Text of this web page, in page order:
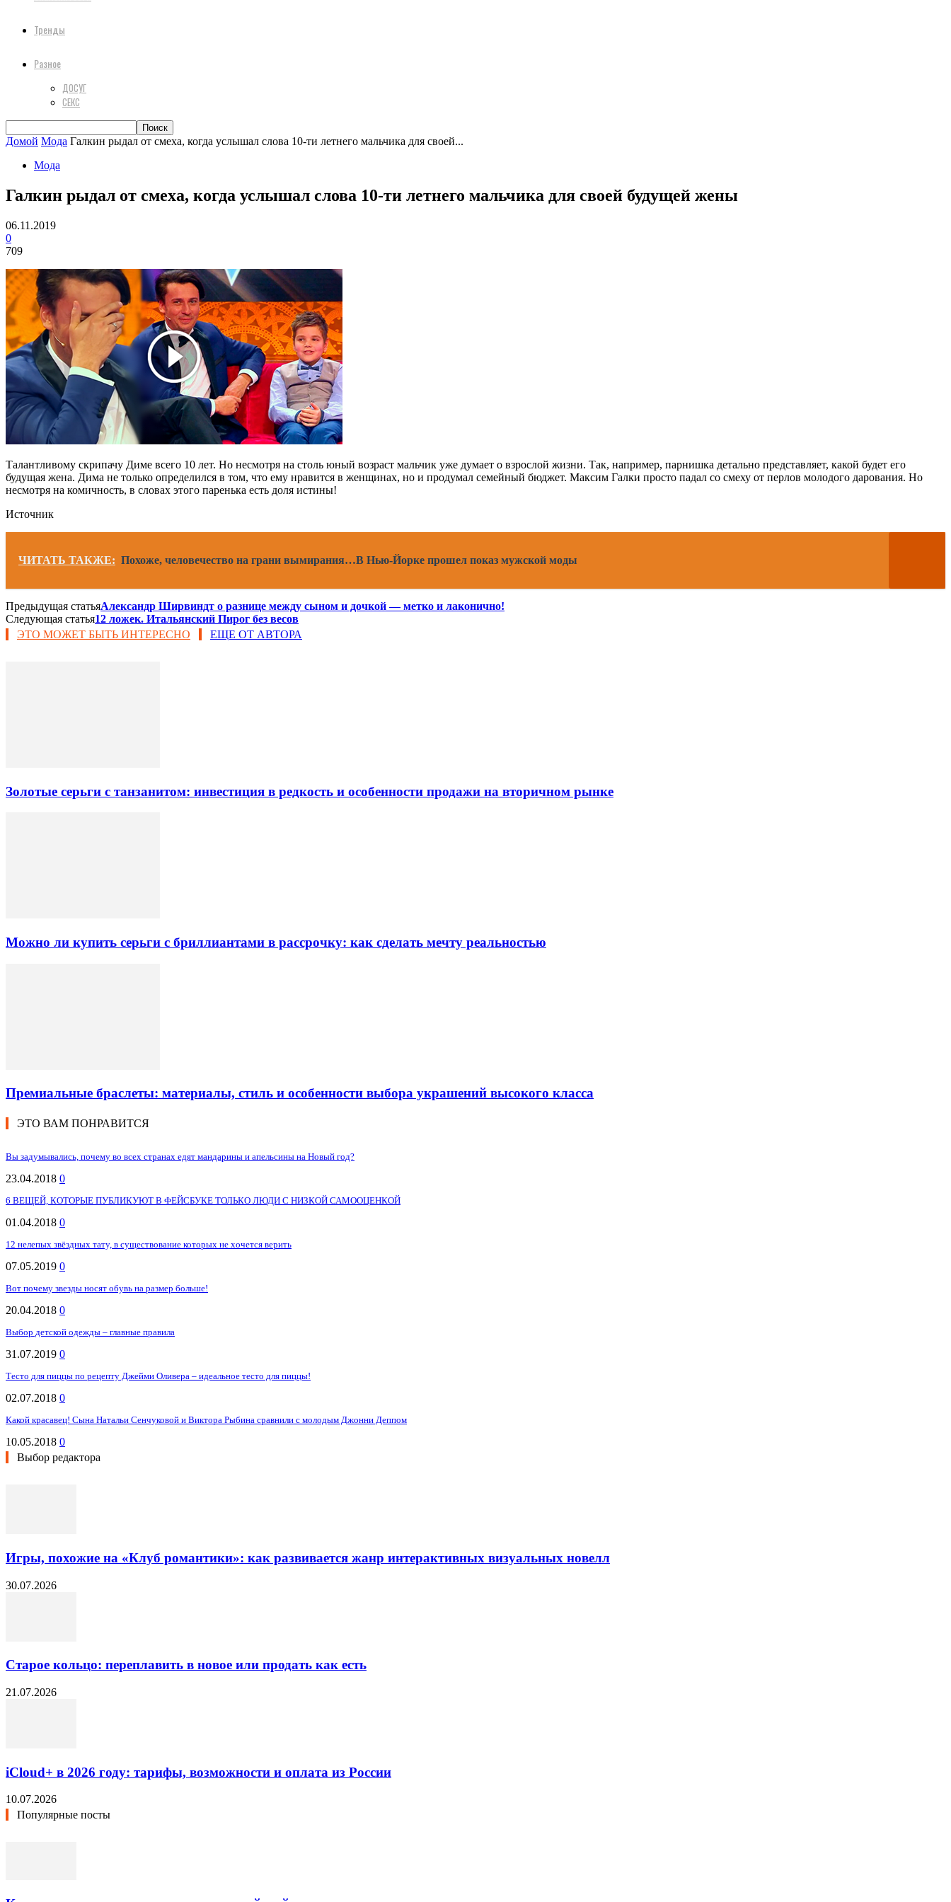
Тренды
Разное
ДОСУГ
СЕКС
Домой Мода Галкин рыдал от смеха, когда услышал слова 10-ти летнего мальчика для своей...
Мода
Галкин рыдал от смеха, когда услышал слова 10-ти летнего мальчика для своей будущей жены
06.11.2019
0
709
Талантливому скрипачу Диме всего 10 лет. Но несмотря на столь юный возраст мальчик уже думает о взрослой жизни. Так, например, парнишка детально представляет, какой будет его
будущая жена. Дима не только определился в том, что ему нравится в женщинах, но и продумал семейный бюджет. Максим Галки просто падал со смеху от перлов молодого дарования. Но
несмотря на комичность, в словах этого паренька есть доля истины!
Источник
ЧИТАТЬ ТАКЖЕ: Похоже, человечество на грани вымирания…В Нью-Йорке прошел показ мужской моды
Предыдущая статьяАлександр Ширвиндт о разнице между сыном и дочкой — метко и лаконично!
Следующая статья12 ложек. Итальянский Пирог без весов
ЭТО МОЖЕТ БЫТЬ ИНТЕРЕСНО
ЕЩЕ ОТ АВТОРА
Золотые серьги с танзанитом: инвестиция в редкость и особенности продажи на вторичном рынке
Можно ли купить серьги с бриллиантами в рассрочку: как сделать мечту реальностью
Премиальные браслеты: материалы, стиль и особенности выбора украшений высокого класса
ЭТО ВАМ ПОНРАВИТСЯ
Вы задумывались, почему во всех странах едят мандарины и апельсины на Новый год?
23.04.2018 0
6 ВЕЩЕЙ, КОТОРЫЕ ПУБЛИКУЮТ В ФЕЙСБУКЕ ТОЛЬКО ЛЮДИ С НИЗКОЙ САМООЦЕНКОЙ
01.04.2018 0
12 нелепых звёздных тату, в существование которых не хочется верить
07.05.2019 0
Вот почему звезды носят обувь на размер больше!
20.04.2018 0
Выбор детской одежды – главные правила
31.07.2019 0
Тесто для пиццы по рецепту Джейми Оливера – идеальное тесто для пиццы!
02.07.2018 0
Какой красавец! Сына Натальи Сенчуковой и Виктора Рыбина сравнили с молодым Джонни Деппом
10.05.2018 0
Выбор редактора
Игры, похожие на «Клуб романтики»: как развивается жанр интерактивных визуальных новелл
30.07.2026
Старое кольцо: переплавить в новое или продать как есть
21.07.2026
iCloud+ в 2026 году: тарифы, возможности и оплата из России
10.07.2026
Популярные посты